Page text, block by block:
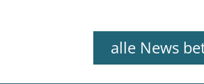
alle News